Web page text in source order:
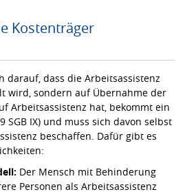
Kostenträger
darauf, dass die Arbeitsassistenz
wird, sondern auf Übernahme der
Arbeitsassistenz hat, bekommt ein
SGB IX) und muss sich davon selbst
beschaffen. Dafür gibt es
Der Mensch mit Behinderung
Personen als Arbeitsassistenz